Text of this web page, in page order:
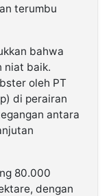
terumbu
bahwa
niat baik.
oleh PT
di perairan
antara
80.000
dengan